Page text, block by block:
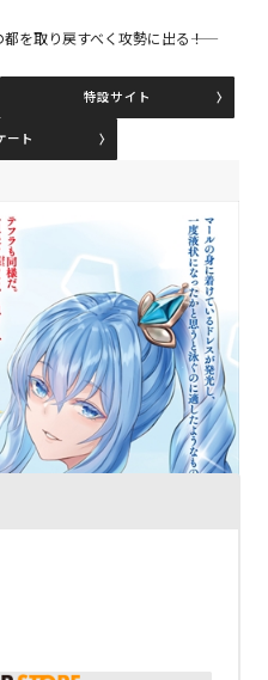
ッセイ
る
を取り戻すべく攻勢に出る――！
特設サイト
ート